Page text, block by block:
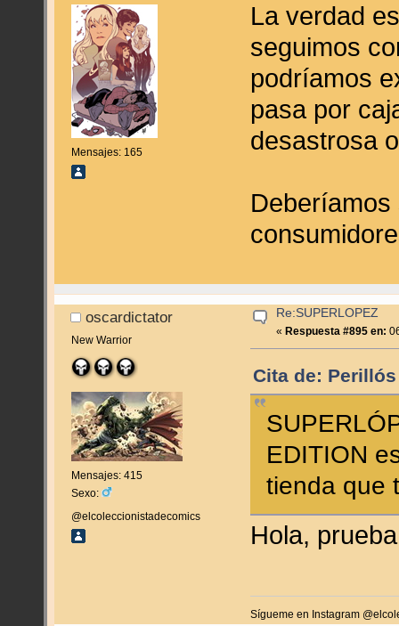
Mensajes: 165
La verdad
seguimos
podríamos
pasa por
desastrosa
oscardictator
New Warrior
Mensajes: 415
Sexo:
@elcoleccionistadecomics
Re:SUPERLOPEZ
« Respuesta #895 en:
Cita de:
EDITION
tienda que
Hola,
Sígueme en Instagram